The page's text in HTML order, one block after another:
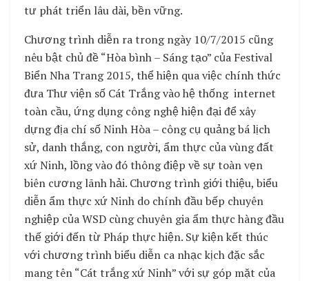
tư phát triển lâu dài, bền vững.
Chương trình diễn ra trong ngày 10/7/2015 cũng
nêu bật chủ đề “Hòa bình – Sáng tạo” của Festival
Biển Nha Trang 2015, thể hiện qua việc chính thức
đưa Thư viện số Cát Trắng vào hệ thống internet
toàn cầu, ứng dụng công nghệ hiện đại để xây
dựng địa chí số Ninh Hòa – công cụ quảng bá lịch
sử, danh thắng, con người, ẩm thực của vùng đất
xứ Ninh, lồng vào đó thông điệp về sự toàn vẹn
biên cương lãnh hải. Chương trình giới thiệu, biểu
diễn ẩm thực xứ Ninh do chính đầu bếp chuyên
nghiệp của WSD cùng chuyên gia ẩm thực hàng đầu
thế giới đến từ Pháp thực hiện. Sự kiện kết thúc
với chương trình biểu diễn ca nhạc kịch đặc sắc
mang tên “Cát trắng xứ Ninh” với sự góp mặt của